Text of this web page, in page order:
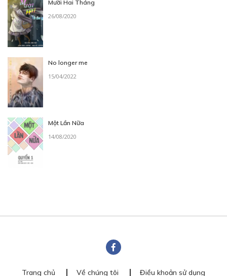
Mười Hai Tháng
26/08/2020
No longer me
15/04/2022
Một Lần Nữa
14/08/2020
Trang chủ Về chúng tôi Điều khoản sử dụng